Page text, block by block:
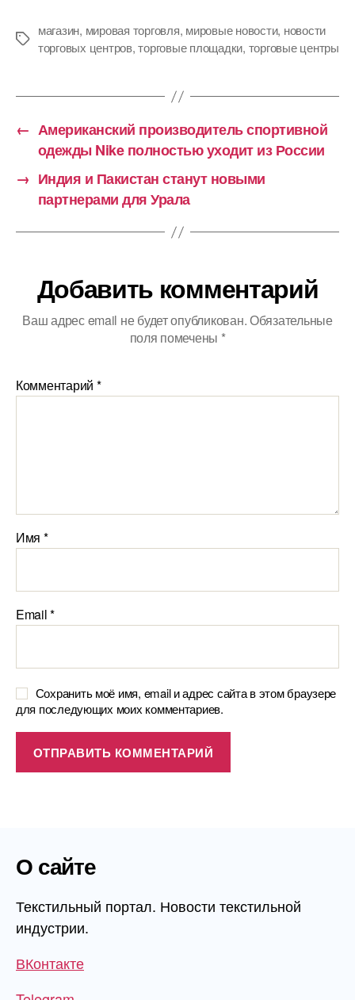
Метки
магазин, мировая торговля, мировые новости, новости
торговых центров,торговые площадки, торговые центры
← Американский производитель спортивной
одежды Nike полностью уходит из России
→ Индия и Пакистан станут новыми
партнерами для Урала
Добавить комментарий
Ваш адрес email не будет опубликован.Обязательные
поля помечены *
Комментарий *
Имя *
Email*
Сохранить моё имя, email и адрес сайта в этом браузере
для последующих моих комментариев.
О сайте
Текстильный портал. Новости текстильной
индустрии.
ВКонтакте